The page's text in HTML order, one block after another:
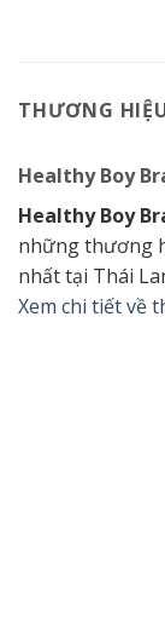
THƯƠNG
Healthy Boy
Healthy Boy
những thương
nhất tại ​​Thái
Xem chi tiết về